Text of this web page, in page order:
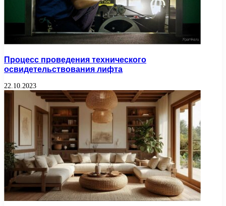
Процесс проведения технического
освидетельствования лифта
22.10.2023